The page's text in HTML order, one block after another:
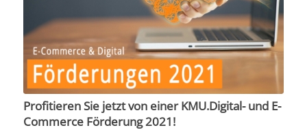
Profitieren Sie jetzt von einer KMU.Digital- und E-
Commerce Förderung 2021!